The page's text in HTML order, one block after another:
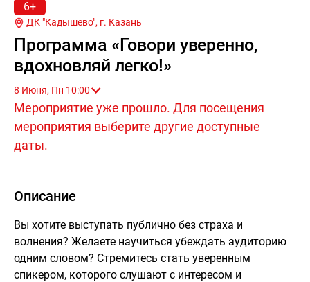
6+
ДК "Кадышево", г. Казань
Программа «Говори уверенно,
вдохновляй легко!»
8 Июня, Пн 10:00
Мероприятие уже прошло. Для посещения
мероприятия выберите другие доступные
даты.
Описание
Вы хотите выступать публично без страха и
волнения? Желаете научиться убеждать аудиторию
одним словом? Стремитесь стать уверенным
спикером, которого слушают с интересом и